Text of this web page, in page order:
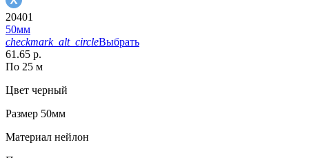
20401
50мм
checkmark_alt_circleВыбрать
61.65 р.
По 25 м
Цвет черный
Размер 50мм
Материал нейлон